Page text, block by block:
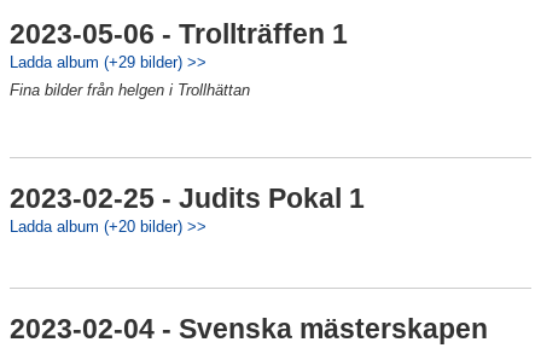
2023-05-06 - Trollträffen 1
Ladda album (+29 bilder) >>
Fina bilder från helgen i Trollhättan
2023-02-25 - Judits Pokal 1
Ladda album (+20 bilder) >>
2023-02-04 - Svenska mästerskapen